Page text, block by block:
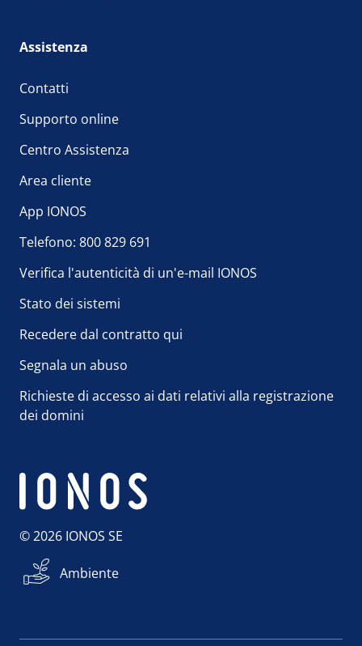
Assistenza
Contatti
Supporto online
Centro Assistenza
Area cliente
App IONOS
Telefono: 800 829 691
Verifica l'autenticità di un'e-mail IONOS
Stato dei sistemi
Recedere dal contratto qui
Segnala un abuso
Richieste di accesso ai dati relativi alla registrazione
dei domini
© 2026 IONOS SE
Ambiente